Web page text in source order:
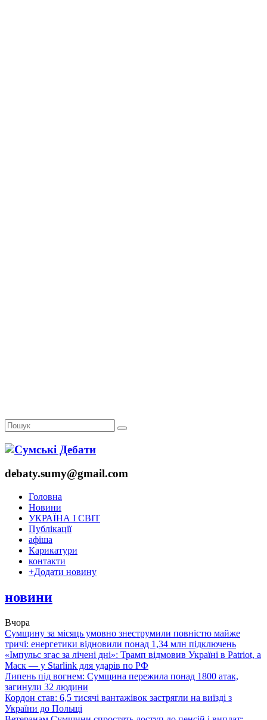
debaty.sumy@gmail.com
Головна
Новини
УКРАЇНА І СВІТ
Публікації
афіша
Карикатури
контакти
+Додати новину
новини
Вчора
Сумщину за місяць умовно знеструмили повністю майже
тричі: енергетики відновили понад 1,34 млн підключень
«Імпульс згас за лічені дні»: Трамп відмовив Україні в Patriot, а
Маск — у Starlink для ударів по РФ
Липень під вогнем: Сумщина пережила понад 1800 атак,
загинули 32 людини
Кордон став: 6,5 тисячі вантажівок застрягли на виїзді з
України до Польщі